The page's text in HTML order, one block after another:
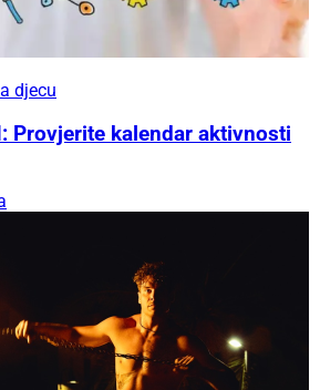
djecu
Provjerite kalendar aktivnosti